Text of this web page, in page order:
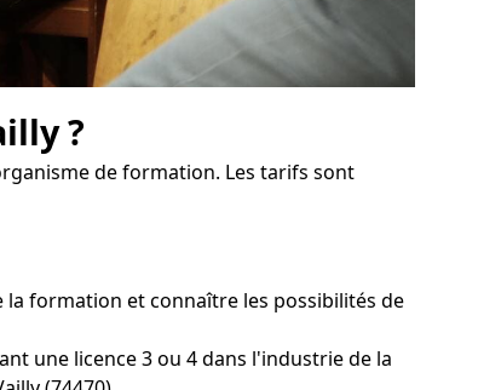
?
de formation. Les tarifs sont
formation et connaître les possibilités de
une licence 3 ou 4 dans l'industrie de la